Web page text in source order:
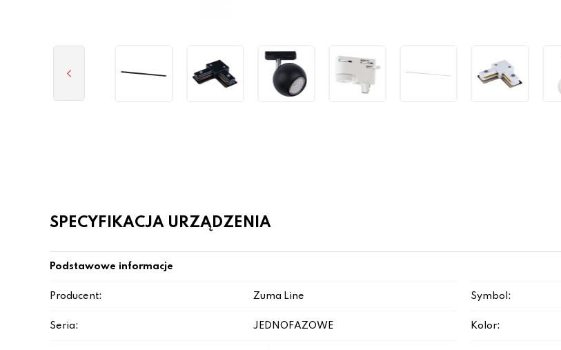
SPECYFIKACJA URZĄDZENIA
Podstawowe informacje
Producent: Zuma Line Symbol:
Seria: JEDNOFAZOWE Kolor: